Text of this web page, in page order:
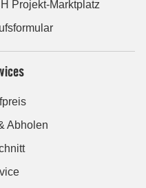
Projekt-Marktplatz
Abholen